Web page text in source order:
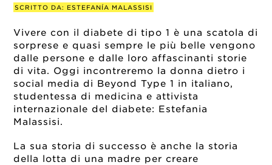
SCRITTO DA: ESTEFANÍA MALASSISI
Vivere con il diabete di tipo 1 è una scatola di
sorprese e quasi sempre le più belle vengono
dalle persone e dalle loro affascinanti storie
di vita. Oggi incontreremo la donna dietro i
social media di Beyond Type 1 in italiano,
studentessa di medicina e attivista
internazionale del diabete: Estefania
Malassisi.
La sua storia di successo è anche la storia
della lotta di una madre per creare